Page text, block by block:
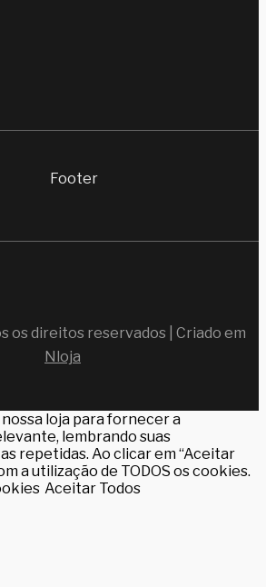
os direitos reservados | Criado em
Nloja
loja para fornecer a
lembrando suas
repetidas. Ao clicar em “Aceitar
a utilização de TODOS os cookies.
Aceitar Todos